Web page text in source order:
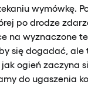
wymówkę.
po drodze
na wyznaczone
się dogadać, ale
ogień zaczyna
do ugaszenia